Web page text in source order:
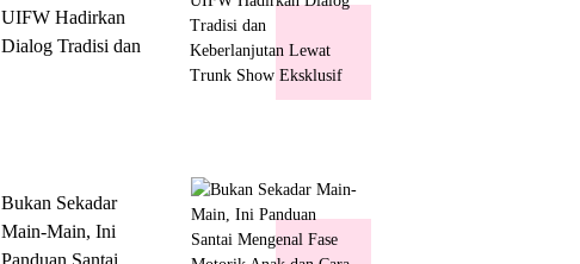
UIFW Hadirkan
Dialog Tradisi dan
Bukan Sekadar
Main-Main, Ini
Panduan Santai